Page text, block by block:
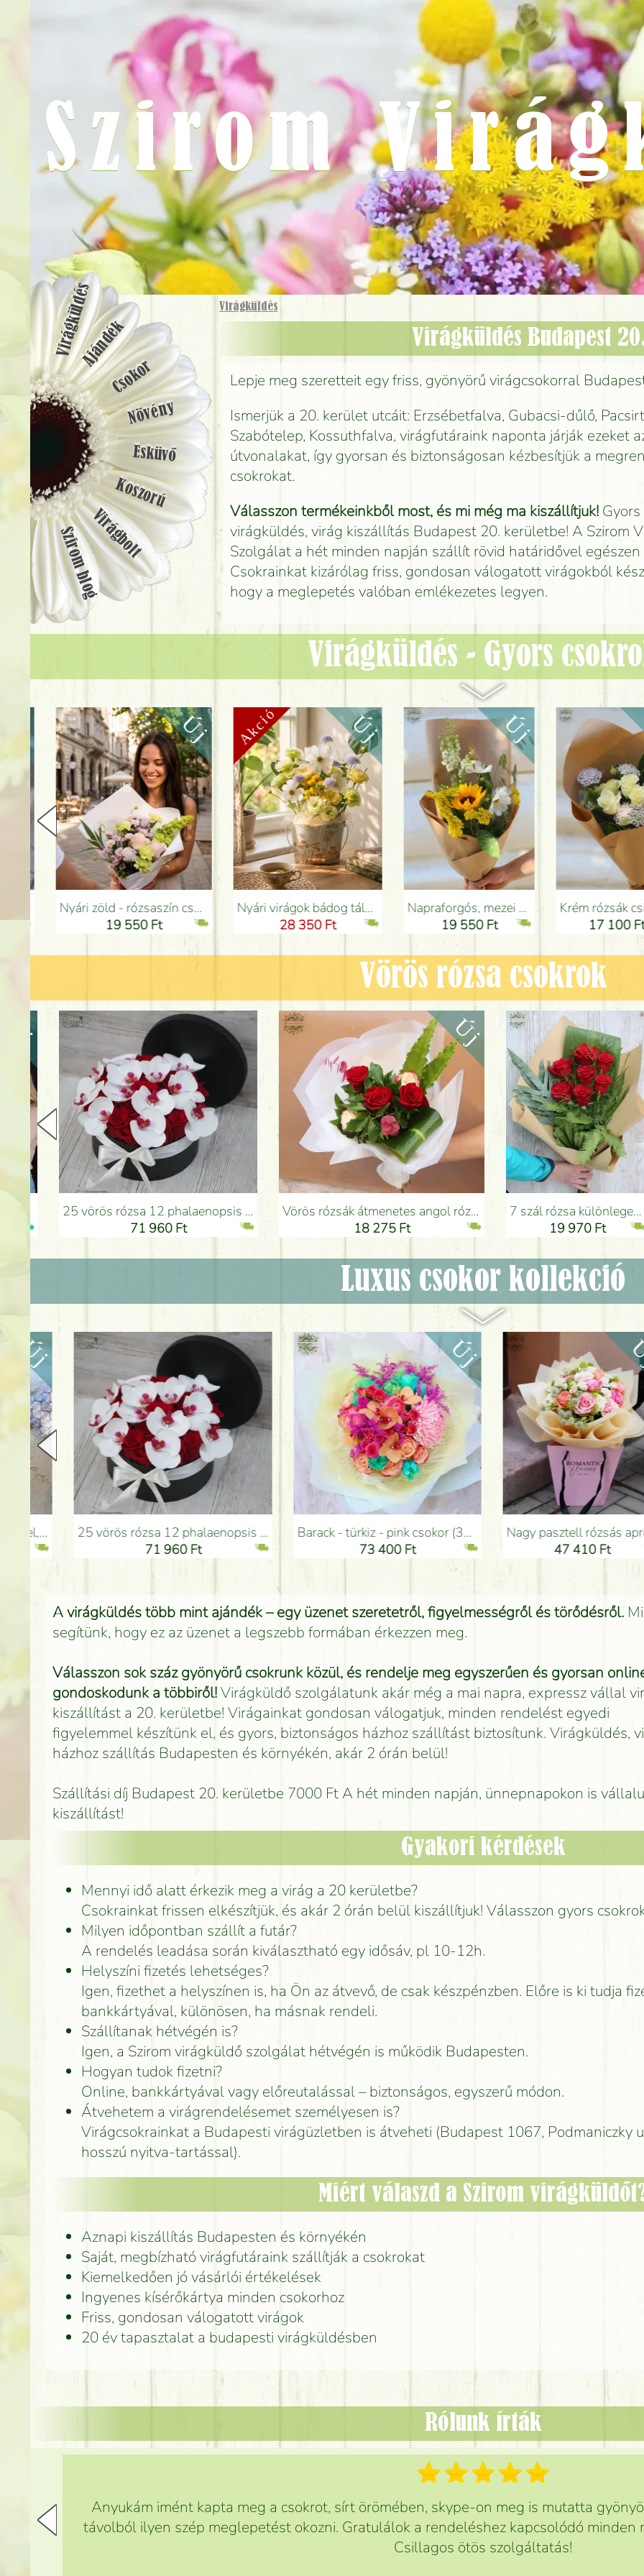
Virágküldés
Virágküldés Budapest
Lepje meg szeretteit egy friss, gyönyörű virágcsokorral
Ismerjük a 20. kerület utcáit: Erzsébetfalva, Gubacsi-dűlő,
Szabótelep, Kossuthfalva, virágfutáraink naponta járják ezeket
útvonalakat, így gyorsan és biztonságosan kézbesítjük a
csokrokat.
Válasszon termékeinkből most, és mi még ma kiszállítjuk! Gyors
virágküldés, virág kiszállítás Budapest 20. kerületbe! A Szirom
Szolgálat a hét minden napján szállít rövid határidővel
Csokrainkat kizárólag friss, gondosan válogatott virágokból
hogy a meglepetés valóban emlékezetes legyen.
Virágküldés - Gyors
Nyári zöld - rózsaszín csokor szegfűvel, santinivel, rózsával, apró virágokkal (12 szál) - Virágküldés Budapesten
19 550 Ft
Nyári virágok bádog tálban liziantusszal - Virágküldés Budapesten
28 350 Ft
Napraforgós, mezei virágos nyári csokor - Virágküldés Budapesten
19 550 Ft
Krém rózsák csipkevirággal (10 szál) - Virágküldés Budapesten
17 100 Ft
Vörös rózsa csokrok
25 vörös rózsa 12 phalaenopsis orchideával dobozban - Virágküldés Budapesten
71 960 Ft
Vörös rózsák átmenetes angol rózsákkal (5 szál) - Virágküldés Budapesten
18 275 Ft
7 szál rózsa különleges zöldekkel kraft papírral - Virágküldés Budapesten
19 970 Ft
Luxus csokor kollekció
25 vörös rózsa 12 phalaenopsis orchideával dobozban - Virágküldés Budapesten
71 960 Ft
Barack - türkiz - pink csokor (35 szál) - Virágküldés Budapesten
73 400 Ft
Nagy pasztell rózsás apró virágos csokor papírtáskával (20 szál) - Virágküldés Budapesten
47 410 Ft
A virágküldés több mint ajándék – egy üzenet szeretetről, figyelmességről és törődésről. Mi
segítünk, hogy ez az üzenet a legszebb formában érkezzen meg.
Válasszon sok száz gyönyörű csokrunk közül, és rendelje meg egyszerűen és gyorsan
gondoskodunk a többiről!Virágküldő szolgálatunk akár még a mai napra, expressz vállal
kiszállítást a 20. kerületbe! Virágainkat gondosan válogatjuk, minden rendelést egyedi
figyelemmel készítünk el, és gyors, biztonságos házhoz szállítást biztosítunk. Virágküldés,
házhoz szállítás Budapesten és környékén, akár 2 órán belül!
Szállítási díj Budapest 20. kerületbe 7000 Ft A hét minden napján, ünnepnapokon is
kiszállítást!
Gyakori kérdések
Mennyi idő alatt érkezik meg a virág a 20 kerületbe?
Csokrainkat frissen elkészítjük, és akár 2 órán belül kiszállítjuk! Válasszon gyors
Milyen időpontban szállít a futár?
A rendelés leadása során kiválasztható egy idősáv, pl 10-12h.
Helyszíni fizetés lehetséges?
Igen, fizethet a helyszínen is, ha Ön az átvevő, de csak készpénzben. Előre is ki tudja
bankkártyával, különösen, ha másnak rendeli.
Szállítanak hétvégén is?
Igen, a Szirom virágküldő szolgálat hétvégén is működik Budapesten.
Hogyan tudok fizetni?
Online, bankkártyával vagy előreutalással – biztonságos, egyszerű módon.
Átvehetem a virágrendelésemet személyesen is?
Virágcsokrainkat a Budapesti virágüzletben is átveheti (Budapest 1067, Podmaniczky
hosszú nyitva-tartással).
Miért válaszd a Szirom
Aznapi kiszállítás Budapesten és környékén
Saját, megbízható virágfutáraink szállítják a csokrokat
Kiemelkedően jó vásárlói értékelések
Ingyenes kísérőkártya minden csokorhoz
Friss, gondosan válogatott virágok
20 év tapasztalat a budapesti virágküldésben
Szirom
VirágküldésAjándék
Csokor
Növény
Esküvő
Koszorú
Virágbolt
Szirom blog
Rólunk írták
Anyukám imént kapta meg a csokrot, sírt örömében, skype-on meg is mutatta
távolból ilyen szép meglepetést okozni. Gratulálok a rendeléshez kapcsolódó minden
Csillagos ötös szolgáltatás!